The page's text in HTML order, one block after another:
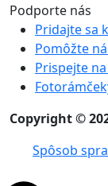
Podporte nás
Pridajte sa
Pomôžte
Prispejte
Copyright ©
Spôsob